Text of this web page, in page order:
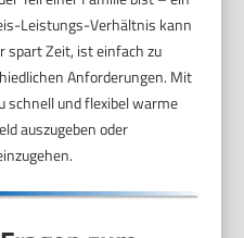
Leistungs-Verhältnis kann
spart Zeit, ist einfach zu
Anforderungen. Mit
schnell und flexibel warme
auszugeben oder